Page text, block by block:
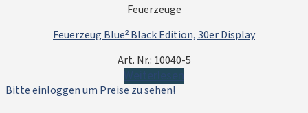
Feuerzeuge
Feuerzeug Blue² Black Edition, 30er Display
Art. Nr.: 10040-5
Bitte einloggen um Preise zu sehen!